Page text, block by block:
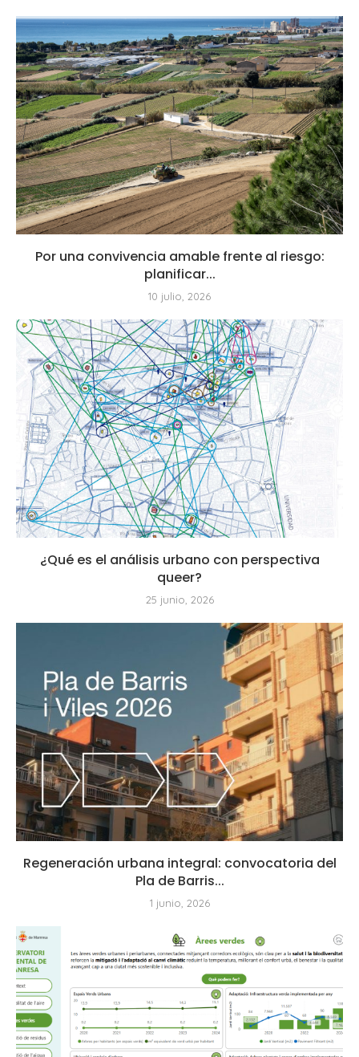
Por una convivencia amable frente al riesgo:
planificar...
10 julio, 2026
¿Qué es el análisis urbano con perspectiva
queer?
25 junio, 2026
Regeneración urbana integral: convocatoria del
Pla de Barris...
1 junio, 2026